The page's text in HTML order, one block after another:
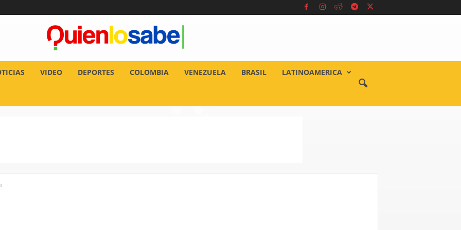
VIDEO DEPORTES COLOMBIA VENEZUELA BRASIL LATINOAMERICA